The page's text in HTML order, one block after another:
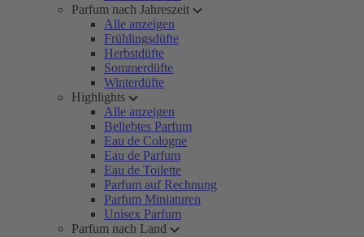
Parfum nach Jahreszeit
Alle anzeigen
Frühlingsdüfte
Herbstdüfte
Sommerdüfte
Winterdüfte
Highlights
Alle anzeigen
Beliebtes Parfum
Eau de Cologne
Eau de Parfum
Eau de Toilette
Parfum auf Rechnung
Parfum Miniaturen
Unisex Parfum
Parfum nach Land